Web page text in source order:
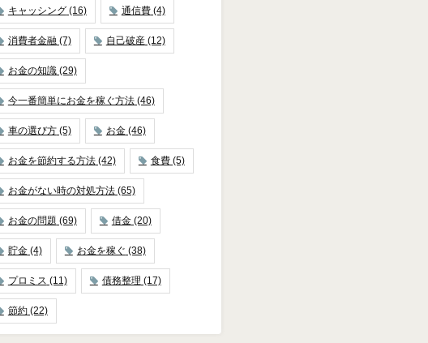
キャッシング(16) 通信費(4)
消費者金融 (7) 自己破産(12)
お金の知識(29)
今一番簡単にお金を稼ぐ方法(46)
車の選び方(5) お金(46)
お金を節約する方法(42) 食費(5)
お金がない時の対処方法(65)
お金の問題 (69) 借金(20)
貯金(4) お金を稼ぐ (38)
プロミス (11) 債務整理 (17)
節約(22)